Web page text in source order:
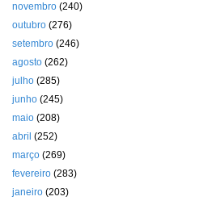
novembro(240)
outubro(276)
setembro(246)
agosto(262)
julho(285)
junho(245)
maio(208)
abril(252)
março(269)
fevereiro(283)
janeiro(203)